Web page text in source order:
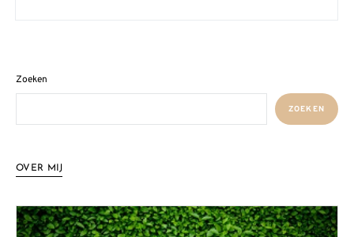
Zoeken
ZOEKEN
OVER MIJ